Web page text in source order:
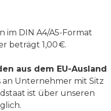
im DIN A4/A5-Format
beträgt 1,00 €.
aus dem EU-Ausland
an Unternehmer mit Sitz
ist über unseren